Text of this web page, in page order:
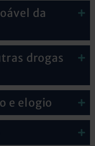
da
drogas
e elogio